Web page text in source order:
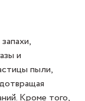
и
пыли,
Кроме того,